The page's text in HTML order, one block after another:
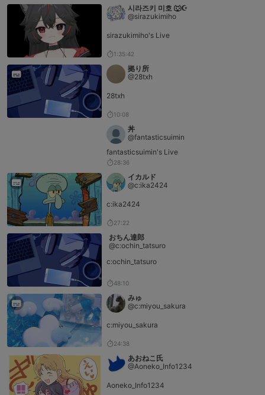
시라즈키 미호 🐺☪️
@sirazukimiho
sirazukimiho's Live
1:35:42
拠り所
@28txh
28txh
10:08
丼
@fantasticsuimin
fantasticsuimin's Live
28:36
イカルド
@c:ika2424
c:ika2424
27:22
おちん達郎
@c:ochin_tatsuro
c:ochin_tatsuro
48:10
みゅ
@c:miyou_sakura
c:miyou_sakura
24:38
あおねこ氏
@Aoneko_Info1234
Aoneko_Info1234